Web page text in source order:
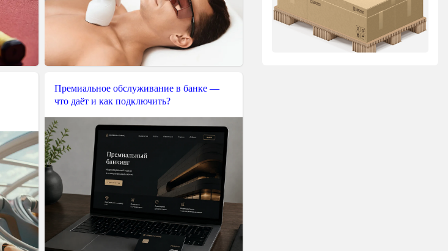
Премиальное обслуживание в банке —
что даёт и как подключить?